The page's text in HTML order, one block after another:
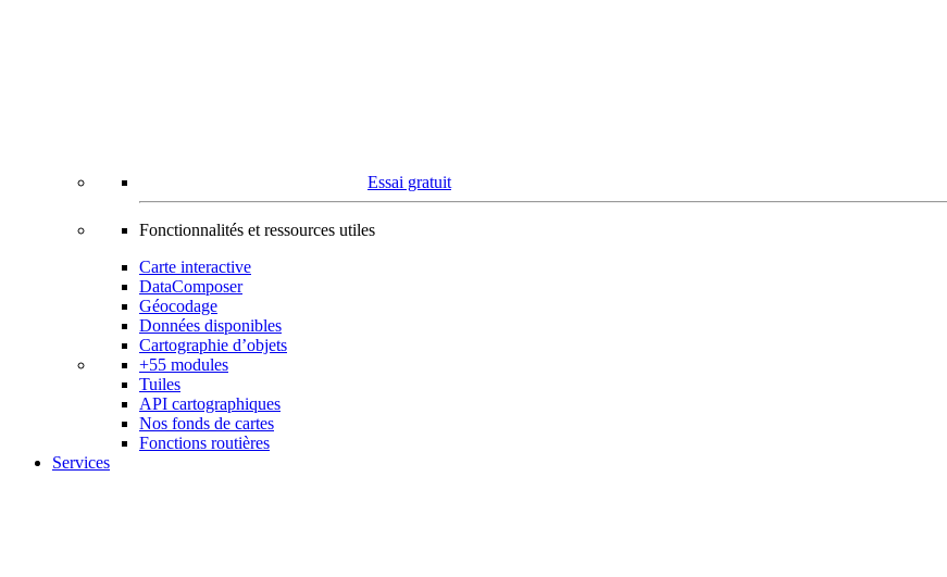
Essai gratuit
Fonctionnalités et ressources utiles
Carte interactive
DataComposer
Géocodage
Données disponibles
Cartographie d’objets
+55 modules
Tuiles
API cartographiques
Nos fonds de cartes
Fonctions routières
Services